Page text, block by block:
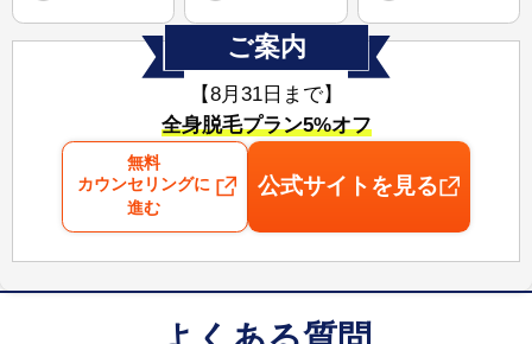
ご案内
【8月31日まで⁠】
全身脱毛プラン5%オフ
無料
カウンセリングに
進む
公式サイトを見る